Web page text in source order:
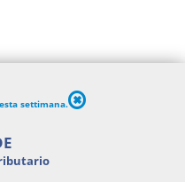
settimana.